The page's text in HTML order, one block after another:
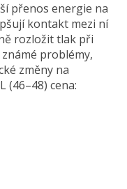
přenos energie na
kontakt mezi ní
rozložit tlak při
problémy,
změny na
(46–48) cena: